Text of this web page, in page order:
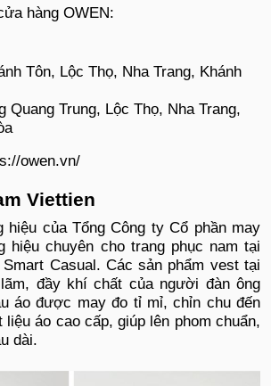
hàng OWEN:
Tôn, Lộc Thọ, Nha Trang, Khánh
Quang Trung, Lộc Thọ, Nha Trang,
owen.vn/
Viettien
hiệu của Tổng Công ty Cổ phần may
hiệu chuyên cho trang phục nam tại
Casual. Các sản phẩm vest tại
đầy khí chất của người đàn ông
áo được may đo tỉ mỉ, chỉn chu đến
áo cao cấp, giúp lên phom chuẩn,
dài.